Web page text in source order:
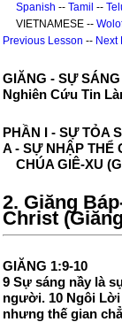
Spanish -- Tamil --
VIETNAMESE --
Previous Lesson -- Next
GIĂNG - SỰ
Nghiên Cứu Tin
PHẦN I - SỰ TỎA
A - SỰ NHẬP THỂ
CHÚA GIÊ-XU
2. Giăng
Christ
GIĂNG 1:9-10
9 Sự sáng nầy là
người. 10 Ngôi Lời
nhưng thế gian